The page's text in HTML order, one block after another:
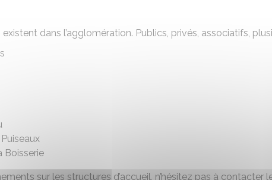
dans l’agglomération. Publics, privés, associatifs,
Boisserie
sur les structures d’accueil, n’hésitez pas à